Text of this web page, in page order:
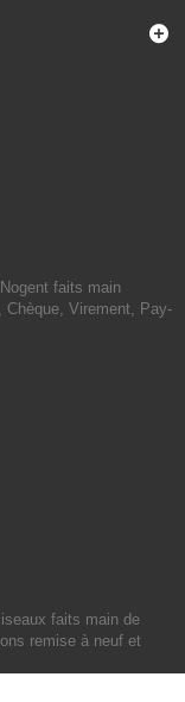
faits main
Chèque, Virement, Pay-
faits main de
remise à neuf et